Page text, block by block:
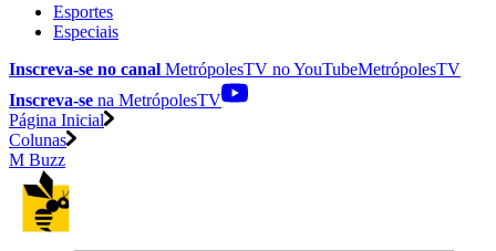
Esportes
Especiais
Inscreva-se no canal MetrópolesTV noYouTubeMetrópolesTV
Inscreva-se na MetrópolesTV
Página Inicial
Colunas
M Buzz